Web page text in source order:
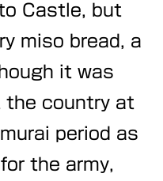
Castle, but
miso bread, a
it was
the country at
period as
the army,